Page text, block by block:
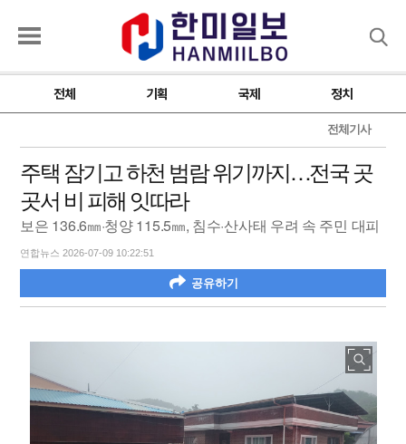
전체 기획 국제 정치
전체기사
주택 잠기고 하천 범람 위기까지…전국 곳
곳서 비 피해 잇따라
보은 136.6㎜·청양 115.5㎜, 침수·산사태 우려 속 주민 대피
연합뉴스 2026-07-09 10:22:51
공유하기